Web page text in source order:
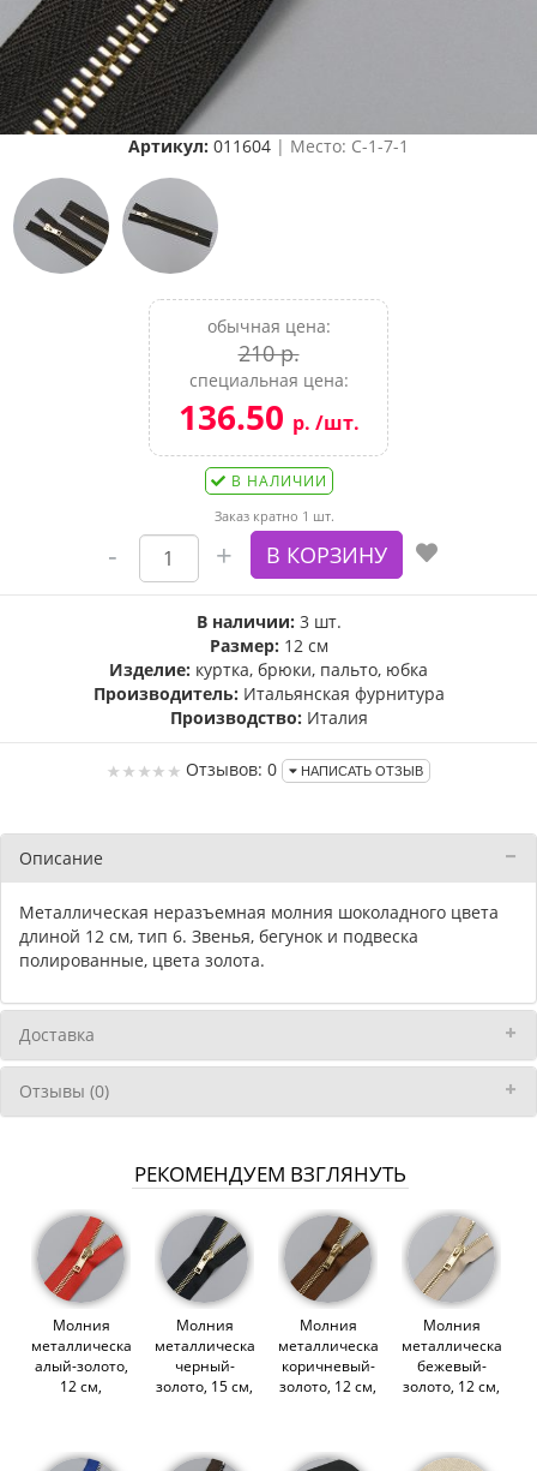
Артикул: 011604 | Место: C-1-7-1
обычная цена:
210 р.
специальная цена:
136.50 р. /шт.
В НАЛИЧИИ
Заказ кратно 1 шт.
В наличии: 3 шт.
Размер: 12 см
Изделие: куртка, брюки, пальто, юбка
Производитель: Итальянская фурнитура
Производство: Италия
Отзывов: 0 НАПИСАТЬ ОТЗЫВ
Описание
Металлическая неразъемная молния шоколадного цвета
длиной 12 см, тип 6. Звенья, бегунок и подвеска
полированные, цвета золота.
Доставка
Отзывы (0)
РЕКОМЕНДУЕМ ВЗГЛЯНУТЬ
Молния
металлическая,
алый-золото,
12 см,
Молния
металлическая,
черный-
золото, 15 см,
Молния
металлическая,
коричневый-
золото, 12 см,
Молния
металлическая,
бежевый-
золото, 12 см,